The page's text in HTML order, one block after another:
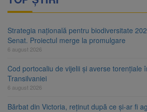
Strategia națională pentru biodiversitate
Senat. Proiectul merge la promulgare
6 august 2026
Cod portocaliu de vijelii și averse torențiale
Transilvaniei
6 august 2026
Bărbat din Victoria, reținut după ce și-ar fi